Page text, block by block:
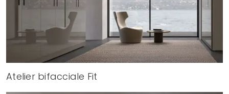
Atelier bifacciale Fit